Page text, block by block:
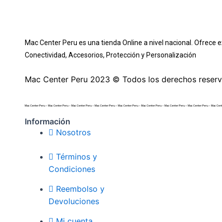
Mac Center Peru es una tienda Online a nivel nacional
. Ofrece
Conectividad, Accesorios, Protección y Personalización
Mac Center Peru 2023 © Todos los derechos
Mac Center Peru – Mac Center Peru – Mac Center Peru – Mac Center Peru – Mac Center Peru – Mac Center Peru – Mac Center Peru – Mac Center Peru – Mac
Información
Nosotros
Términos y
Condiciones
Reembolso y
Devoluciones